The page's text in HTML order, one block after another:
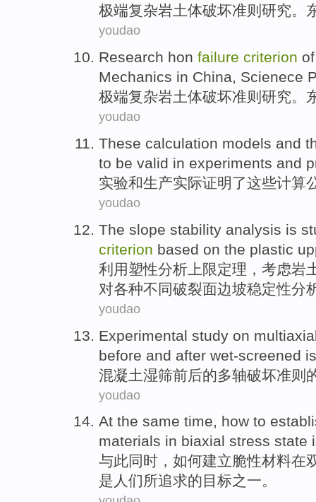
极端复杂岩土体破坏准则 研究。
youdao
Research hon failure criterion
Mechanics in China, Scienece
极端复杂岩土体破坏准则 研究。
youdao
These calculation models and
to be valid in experiments and
实验和生产实际证明了这些计算
youdao
The slope stability analysis is
criterion based on the plastic
利用塑性分析 上限定理，考虑岩
对各种不同破裂面边坡稳定性分
youdao
Experimental study on
before and after wet-screened
混凝土湿筛前后的多轴破坏准则
youdao
At the same time, how to
materials in biaxial stress state
与此同时 ， 如何建立脆性材料在
是 人们所追求的目标之一。